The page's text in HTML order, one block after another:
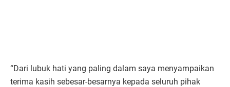
“Dari lubuk hati yang paling dalam saya menyampaikan
terima kasih sebesar-besarnya kepada seluruh pihak